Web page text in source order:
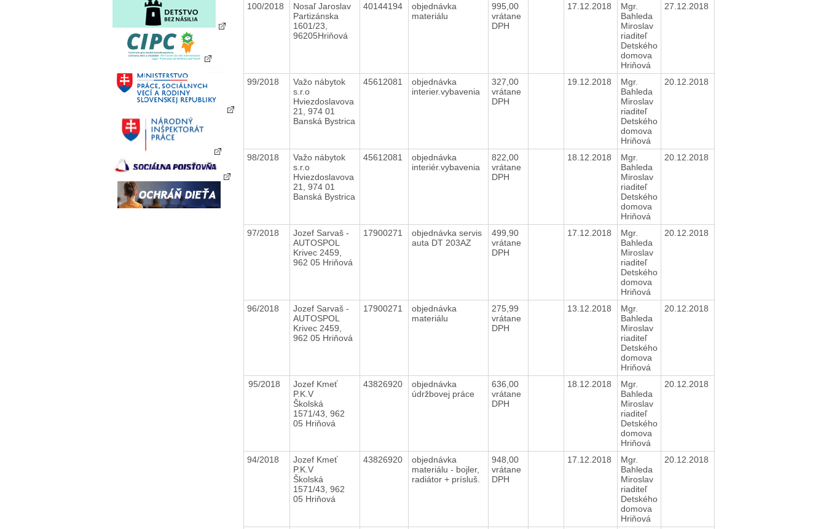
100/2018
Nosaľ Jaroslav
Partizánska
1601/23,
96205Hriňová
40144194
objednávka
materiálu
995,00
vrátane
DPH
17.12.2018
Mgr.
Bahleda
Miroslav
riaditeľ
Detského
domova
Hriňová
27.12.2018
99/2018
Važo nábytok
s.r.o
Hviezdoslavova
21, 974 01
Banská Bystrica
45612081
objednávka
interier.vybavenia
327,00
vrátane
DPH
19.12.2018
Mgr.
Bahleda
Miroslav
riaditeľ
Detského
domova
Hriňová
20.12.2018
98/2018
Važo nábytok
s.r.o
Hviezdoslavova
21, 974 01
Banská Bystrica
45612081
objednávka
interiér.vybavenia
822,00
vrátane
DPH
18.12.2018
Mgr.
Bahleda
Miroslav
riaditeľ
Detského
domova
Hriňová
20.12.2018
97/2018
Jozef Sarvaš -
AUTOSPOL
Krivec 2459,
962 05 Hriňová
17900271
objednávka servis
auta DT 203AZ
499,90
vrátane
DPH
17.12.2018
Mgr.
Bahleda
Miroslav
riaditeľ
Detského
domova
Hriňová
20.12.2018
96/2018
Jozef Sarvaš -
AUTOSPOL
Krivec 2459,
962 05 Hriňová
17900271
objednávka
materiálu
275,99
vrátane
DPH
13.12.2018
Mgr.
Bahleda
Miroslav
riaditeľ
Detského
domova
Hriňová
20.12.2018
95/2018
Jozef Kmeť
P.K.V
Školská
1571/43, 962
05 Hriňová
43826920
objednávka
údržbovej práce
636,00
vrátane
DPH
18.12.2018
Mgr.
Bahleda
Miroslav
riaditeľ
Detského
domova
Hriňová
20.12.2018
94/2018
Jozef Kmeť
P.K.V
Školská
1571/43, 962
05 Hriňová
43826920
objednávka
materiálu - bojler,
radiátor + prísluš.
948,00
vrátane
DPH
17.12.2018
Mgr.
Bahleda
Miroslav
riaditeľ
Detského
domova
Hriňová
20.12.2018